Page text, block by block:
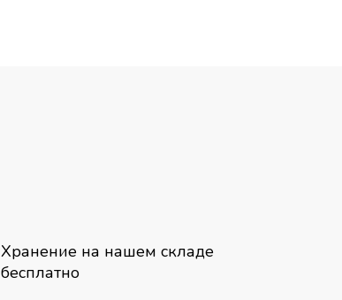
Хранение на нашем складе
бесплатно